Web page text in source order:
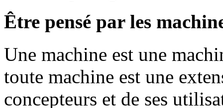
Être pensé par les
Une machine est une
toute machine est une
concepteurs et de ses